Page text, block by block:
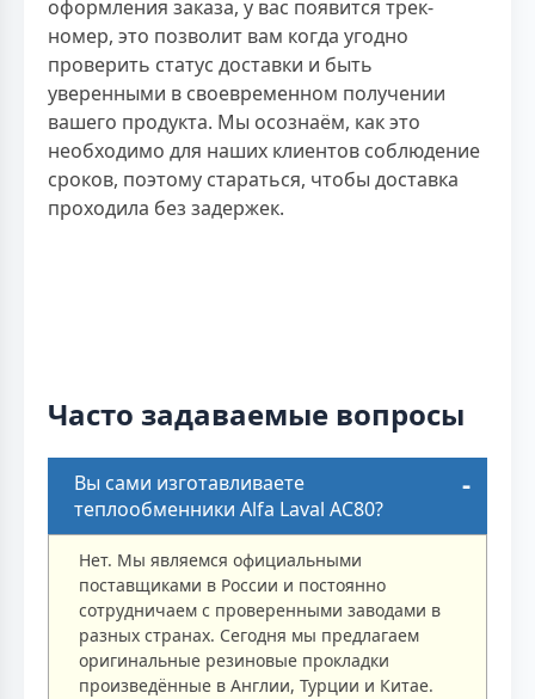
оформления заказа, у вас появится трек-
номер, это позволит вам когда угодно
проверить статус доставки и быть
уверенными в своевременном получении
вашего продукта. Мы осознаём, как это
необходимо для наших клиентов соблюдение
сроков, поэтому стараться, чтобы доставка
проходила без задержек.
Часто задаваемые вопросы
Вы сами изготавливаете
теплообменники Alfa Laval AC80?
Нет. Мы являемся официальными
поставщиками в России и постоянно
сотрудничаем с проверенными заводами в
разных странах. Сегодня мы предлагаем
оригинальные резиновые прокладки
произведённые в Англии, Турции и Китае.